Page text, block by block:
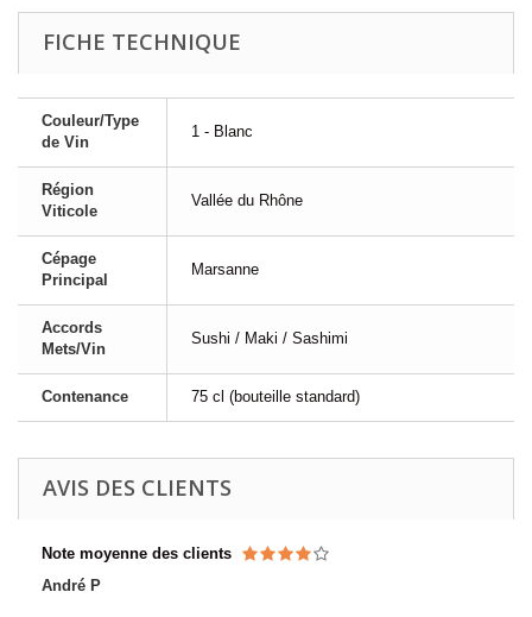
FICHE TECHNIQUE
Couleur/Type
de Vin
1 - Blanc
Région
Viticole
Vallée du Rhône
Cépage
Principal
Marsanne
Accords
Mets/Vin
Sushi / Maki / Sashimi
Contenance 75 cl (bouteille standard)
AVIS DES CLIENTS
Note moyenne des clients
André P